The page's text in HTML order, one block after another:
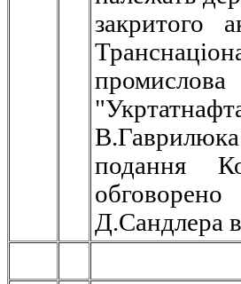
закритого
подання
Д.Сандлера